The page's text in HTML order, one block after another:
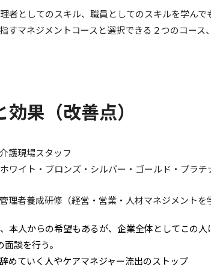
者としてのスキル、職員としてのスキルを学ん
すマネジメントコースと選択できる２つのコー
果（改善点）
護現場スタッフ
ズ・シルバー・ゴールド・プラチナ
理者養成研修（経営・営業・人材マネジメントを
本人からの希望もあるが、企業全体としてこの人
談を行う。
めていく人やケアマネジャー流出のストップ